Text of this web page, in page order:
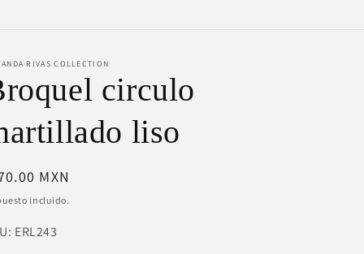
RIVAS COLLECTION
circulo
liso
MXN
incluido.
ERL243